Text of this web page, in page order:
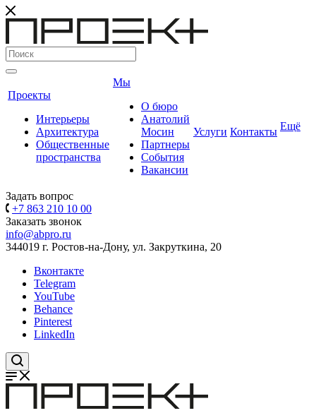
Проекты
Интерьеры
Архитектура
Общественные
пространства
Мы
О бюро
Анатолий
Мосин
Партнеры
События
Вакансии
Услуги Контакты Ещё
Задать вопрос
+7 863 210 10 00
Заказать звонок
info@abpro.ru
344019 г. Ростов-на-Дону, ул. Закруткина, 20
Вконтакте
Telegram
YouTube
Behance
Pinterest
LinkedIn